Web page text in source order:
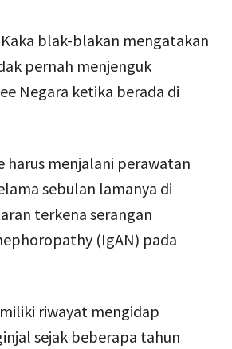
blak-blakan mengatakan
pernah menjenguk
Negara ketika berada di
harus menjalani perawatan
sebulan lamanya di
terkena serangan
(IgAN) pada
riwayat mengidap
sejak beberapa tahun